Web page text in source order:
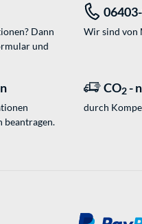
Dann
und
Wir sind von
CO2 -
durch